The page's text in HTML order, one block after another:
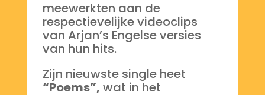
meewerkten aan de
respectievelijke videoclips
van Arjan’s Engelse versies
van hun hits.
Zijn nieuwste single heet
“Poems”, wat in het